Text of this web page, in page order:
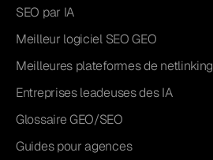
SEO par IA
Meilleur logiciel SEO GEO
Meilleures plateformes de netlinking
Entreprises leadeuses des IA
Glossaire GEO/SEO
Guides pour agences